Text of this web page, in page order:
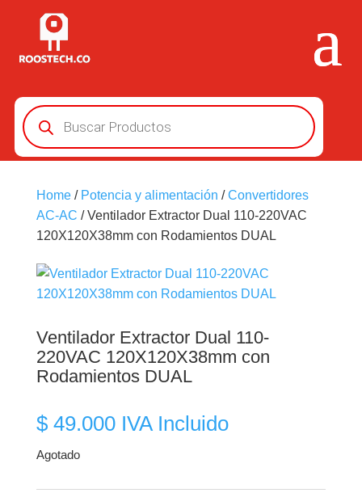
Búsqueda
de
productos
Home/ Potencia y alimentación /Convertidores
AC-AC / Ventilador Extractor Dual 110-220VAC
120X120X38mm con Rodamientos DUAL
Ventilador Extractor Dual 110-
220VAC 120X120X38mm con
Rodamientos DUAL
$49.000 IVA Incluido
Agotado